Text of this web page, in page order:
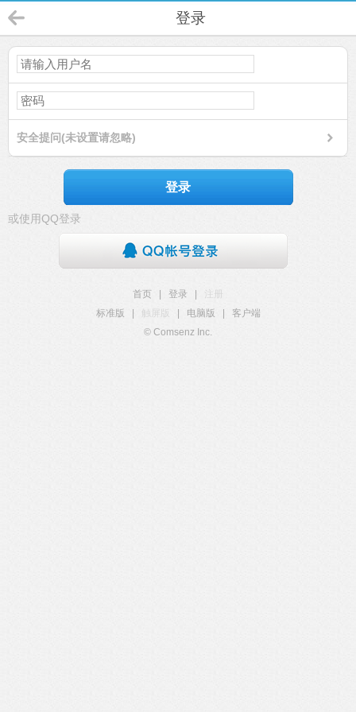
登录
安全提问(未设置请忽略)
登录
或使用QQ登录
首页 登录
注册
标准版
触屏版 电脑版
客户端
© Comsenz Inc.